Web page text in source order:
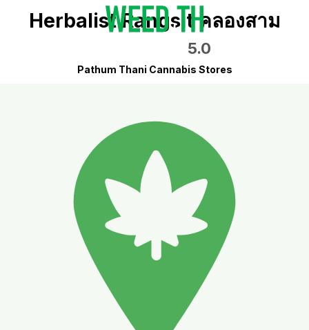
Herbalist Rangsit คลองสาม
5.0
Pathum Thani Cannabis Stores